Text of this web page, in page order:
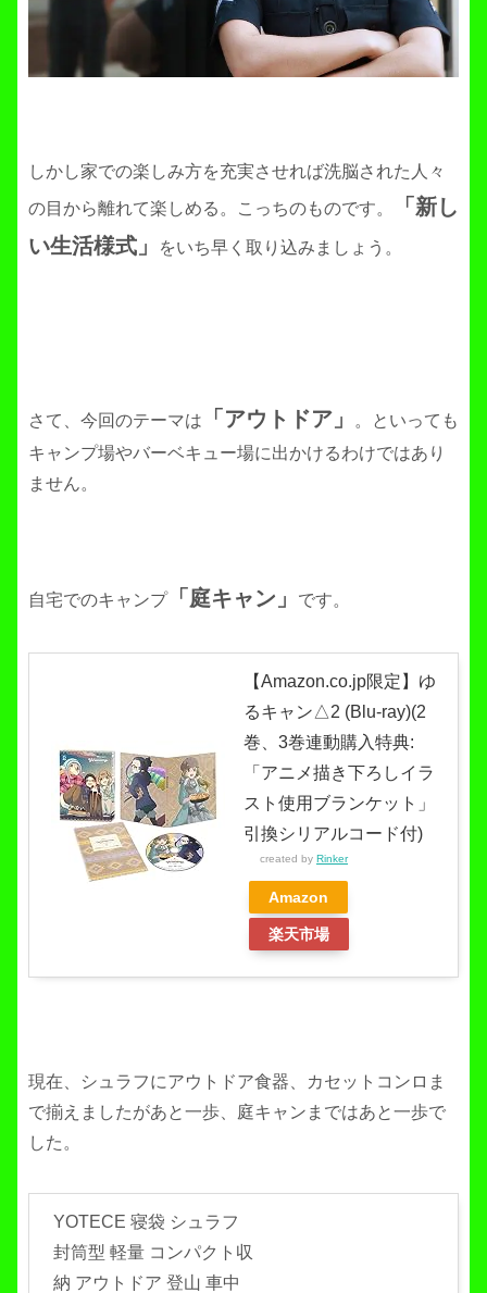
しかし家での楽しみ方を充実させれば洗脳された人々
の目から離れて楽しめる。こっちのものです。
「新し
い生活様式」
をいち早く取り込みましょう。
さて、今回のテーマは 「アウトドア」
。といっても
キャンプ場やバーベキュー場に出かけるわけではあり
ません。
自宅でのキャンプ「庭キャン」 です。
【Amazon.co.jp限定】ゆ
るキャン△2 (Blu-ray)(2
巻、3巻連動購入特典:
「アニメ描き下ろしイラ
スト使用ブランケット」
引換シリアルコード付)
created by Rinker
Amazon
楽天市場
現在、シュラフにアウトドア食器、カセットコンロま
で揃えましたがあと一歩、庭キャンまではあと一歩で
した。
YOTECE 寝袋 シュラフ
封筒型 軽量 コンパクト収
納 アウトドア 登山 車中